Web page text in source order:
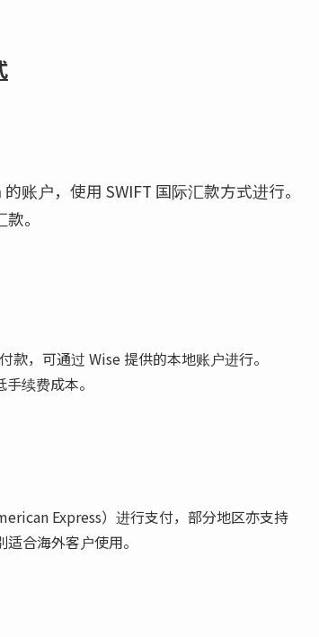
户，使用 SWIFT 国际汇款方式进行。
。
，可通过 Wise 提供的本地账户进行。
续费成本。
Express）进行支付，部分地区亦支持
合海外客户使用。